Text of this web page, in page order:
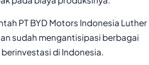
PT BYD Motors Indonesia Luther
sudah mengantisipasi berbagai
di Indonesia.